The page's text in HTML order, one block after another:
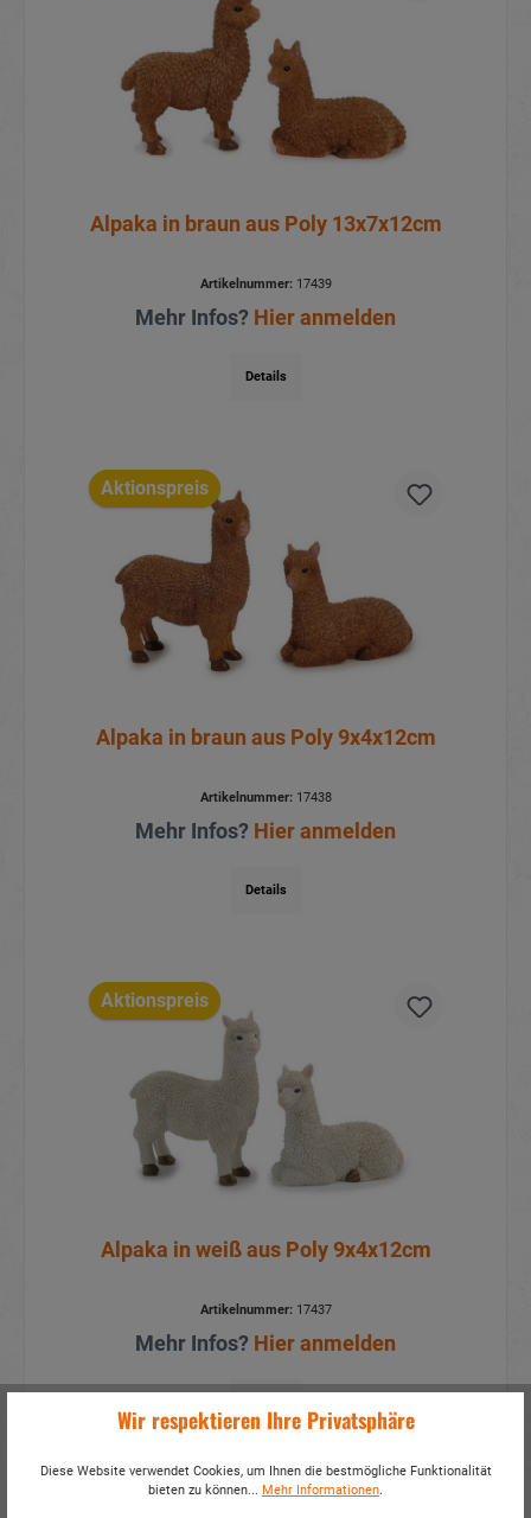
Alpaka in braun aus Poly 13x7x12cm
Artikelnummer:17439
Mehr Infos? Hier anmelden
Details
Aktionspreis
Alpaka in braun aus Poly 9x4x12cm
Artikelnummer:17438
Mehr Infos? Hier anmelden
Details
Aktionspreis
Alpaka in weiß aus Poly 9x4x12cm
Artikelnummer:17437
Mehr Infos? Hier anmelden
Wir respektieren Ihre Privatsphäre
Diese Website verwendet Cookies, um Ihnen die bestmögliche Funktionalität
bieten zu können... Mehr Informationen.